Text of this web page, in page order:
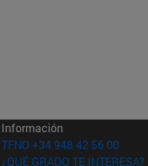
Información
TFNO +34 948 42 56 00
¿QUÉ GRADO TE INTERESA?